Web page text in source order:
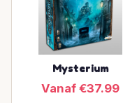
Mysterium
Vanaf €37.99